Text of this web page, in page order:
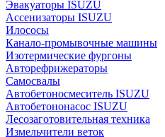
Эвакуаторы ISUZU
Ассенизаторы ISUZU
Илососы
Канало-промывочные машины
Изотермические фургоны
Авторефрижераторы
Самосвалы
Автобетоносмеситель ISUZU
Автобетононасос ISUZU
Лесозаготовительная техника
Измельчители веток